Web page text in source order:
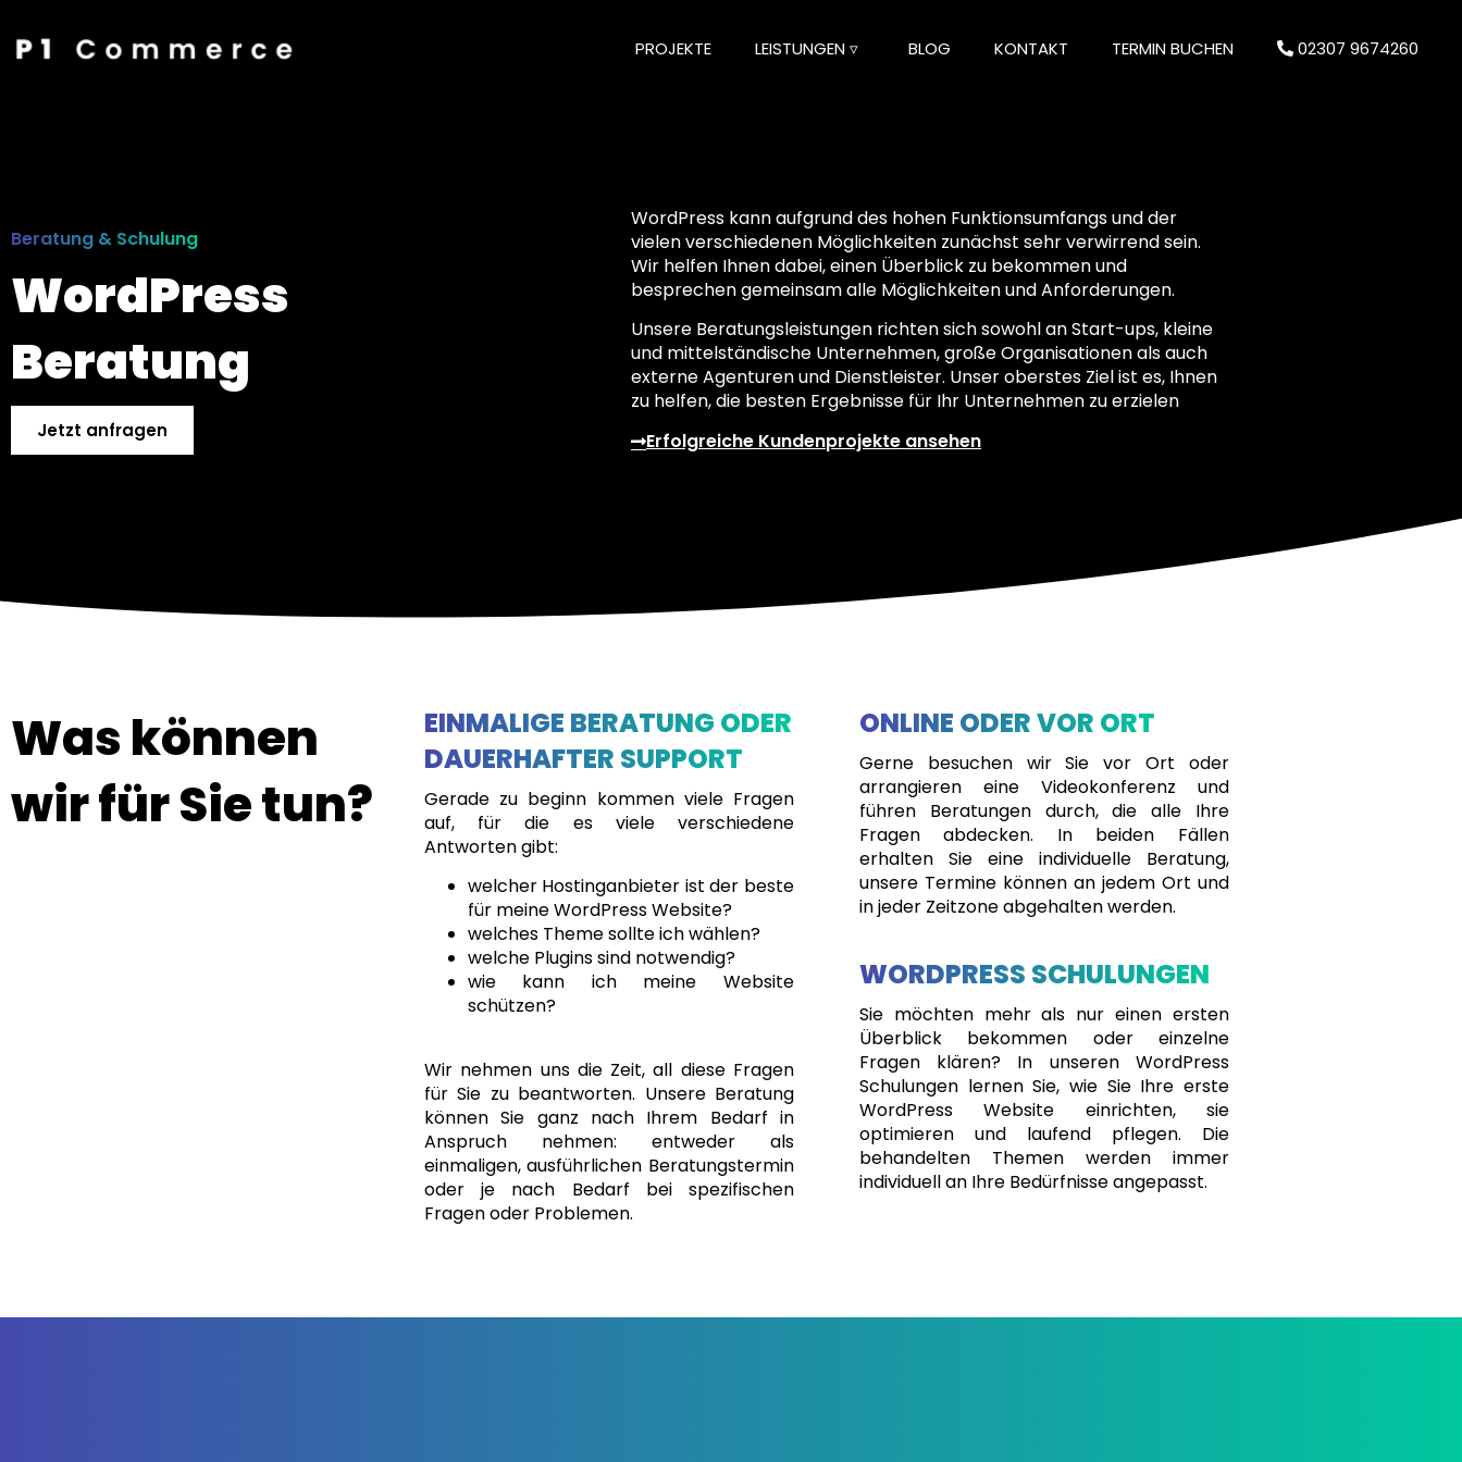
PROJEKTE LEISTUNGEN ▿ BLOG KONTAKT TERMIN BUCHEN 02307 9674260
Beratung & Schulung
WordPress
Beratung
Jetzt anfragen
WordPress kann aufgrund des hohen Funktionsumfangs und der
vielen verschiedenen Möglichkeiten zunächst sehr verwirrend sein.
Wir helfen Ihnen dabei, einen Überblick zu bekommen und
besprechen gemeinsam alle Möglichkeiten und Anforderungen.
Unsere Beratungsleistungen richten sich sowohl an Start-ups, kleine
und mittelständische Unternehmen, große Organisationen als auch
externe Agenturen und Dienstleister. Unser oberstes Ziel ist es, Ihnen
zu helfen, die besten Ergebnisse für Ihr Unternehmen zu erzielen
Erfolgreiche Kundenprojekte ansehen
Was können
wir für Sie tun?
EINMALIGE BERATUNG ODER
DAUERHAFTER SUPPORT
Gerade zu beginn kommen viele Fragen
auf, für die es viele verschiedene
Antworten gibt:
welcher Hostinganbieter ist der beste
für meine WordPress Website?
welches Theme sollte ich wählen?
welche Plugins sind notwendig?
wie kann ich meine Website
schützen?
Wir nehmen uns die Zeit, all diese Fragen
für Sie zu beantworten. Unsere Beratung
können Sie ganz nach Ihrem Bedarf in
Anspruch nehmen: entweder als
einmaligen, ausführlichen Beratungstermin
oder je nach Bedarf bei spezifischen
Fragen oder Problemen.
ONLINE ODER VOR ORT
Gerne besuchen wir Sie vor Ort oder
arrangieren eine Videokonferenz und
führen Beratungen durch, die alle Ihre
Fragen abdecken. In beiden Fällen
erhalten Sie eine individuelle Beratung,
unsere Termine können an jedem Ort und
in jeder Zeitzone abgehalten werden.
WORDPRESS SCHULUNGEN
Sie möchten mehr als nur einen ersten
Überblick bekommen oder einzelne
Fragen klären? In unseren WordPress
Schulungen lernen Sie, wie Sie Ihre erste
WordPress Website einrichten, sie
optimieren und laufend pflegen. Die
behandelten Themen werden immer
individuell an Ihre Bedürfnisse angepasst.